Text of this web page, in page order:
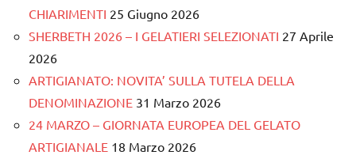
CHIARIMENTI 25 Giugno 2026
SHERBETH 2026 – I GELATIERI SELEZIONATI 27 Aprile
2026
ARTIGIANATO: NOVITA’ SULLA TUTELA DELLA
DENOMINAZIONE 31 Marzo 2026
24 MARZO – GIORNATA EUROPEA DEL GELATO
ARTIGIANALE 18 Marzo 2026